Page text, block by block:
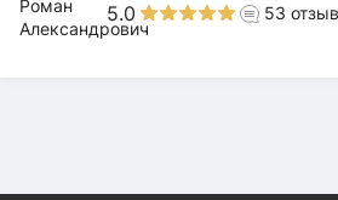
5.0 53